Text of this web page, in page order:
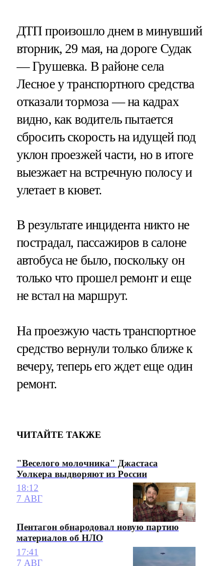
ДТП произошло днем в минувший
вторник, 29 мая, на дороге Судак
— Грушевка. В районе села
Лесное у транспортного средства
отказали тормоза — на кадрах
видно, как водитель пытается
сбросить скорость на идущей под
уклон проезжей части, но в итоге
выезжает на встречную полосу и
улетает в кювет.
В результате инцидента никто не
пострадал, пассажиров в салоне
автобуса не было, поскольку он
только что прошел ремонт и еще
не встал на маршрут.
На проезжую часть транспортное
средство вернули только ближе к
вечеру, теперь его ждет еще один
ремонт.
ЧИТАЙТЕ ТАКЖЕ
"Веселого молочника" Джастаса
Уолкера выдворяют из России
18:12
7 АВГ
Пентагон обнародовал новую партию
материалов об НЛО
17:41
7 АВГ